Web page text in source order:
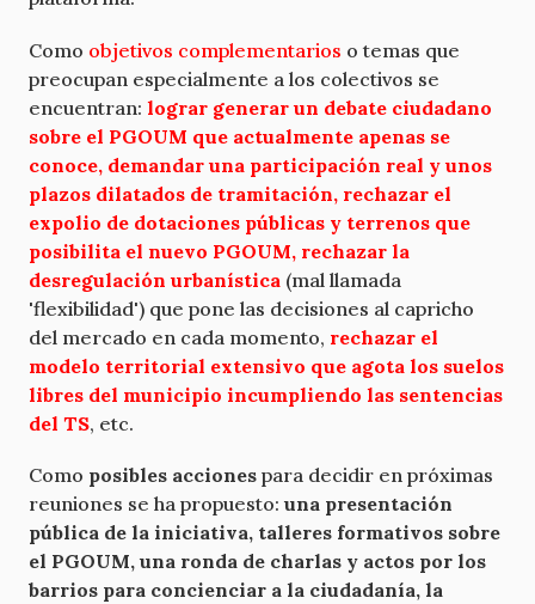
Como objetivos complementarios o temas que
preocupan especialmente a los colectivos se
encuentran: lograr generar un debate ciudadano
sobre el PGOUM que actualmente apenas se
conoce, demandar una participación real y unos
plazos dilatados de tramitación, rechazar el
expolio de dotaciones públicas y terrenos que
posibilita el nuevo PGOUM, rechazar la
desregulación urbanística (mal llamada
'flexibilidad') que pone las decisiones al capricho
del mercado en cada momento, rechazar el
modelo territorial extensivo que agota los suelos
libres del municipio incumpliendo las sentencias
del TS, etc.
Como posibles acciones para decidir en próximas
reuniones se ha propuesto: una presentación
pública de la iniciativa, talleres formativos sobre
el PGOUM, una ronda de charlas y actos por los
barrios para concienciar a la ciudadanía, la